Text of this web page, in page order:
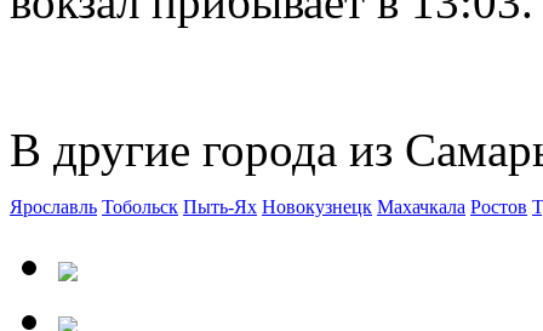
В другие города из
Ярославль Тобольск Пыть-Ях Новокузнецк Махачкала Ростов